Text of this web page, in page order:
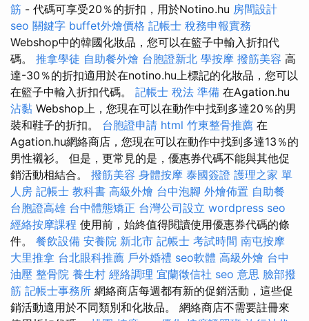
筋 - 代碼可享受20％的折扣，用於Notino.hu 房間設計
seo 關鍵字 buffet外燴價格 記帳士 稅務申報實務
Webshop中的韓國化妝品，您可以在籃子中輸入折扣代
碼。 推拿學徒 自助餐外燴 台胞證新北 學按摩 撥筋美容 高
達-30％的折扣適用於在notino.hu上標記的化妝品，您可以
在籃子中輸入折扣代碼。 記帳士 稅法 準備 在Agation.hu
沾黏 Webshop上，您現在可以在動作中找到多達20％的男
裝和鞋子的折扣。 台胞證申請 html 竹東整骨推薦 在
Agation.hu網絡商店，您現在可以在動作中找到多達13％的
男性襯衫。 但是，更常見的是，優惠券代碼不能與其他促
銷活動相結合。 撥筋美容 身體按摩 泰國簽證 護理之家 單
人房 記帳士 教科書 高級外燴 台中泡腳 外燴佈置 自助餐
台胞證高雄 台中體態矯正 台灣公司設立 wordpress seo
經絡按摩課程 使用前，始終值得閱讀使用優惠券代碼的條
件。 餐飲設備 安養院 新北市 記帳士 考試時間 南屯按摩
大里推拿 台北眼科推薦 戶外婚禮 seo軟體 高級外燴 台中
油壓 整骨院 養生村 經絡調理 宜蘭徵信社 seo 意思 臉部撥
筋 記帳士事務所 網絡商店每週都有新的促銷活動，這些促
銷活動適用於不同類別和化妝品。 網絡商店不需要註冊來